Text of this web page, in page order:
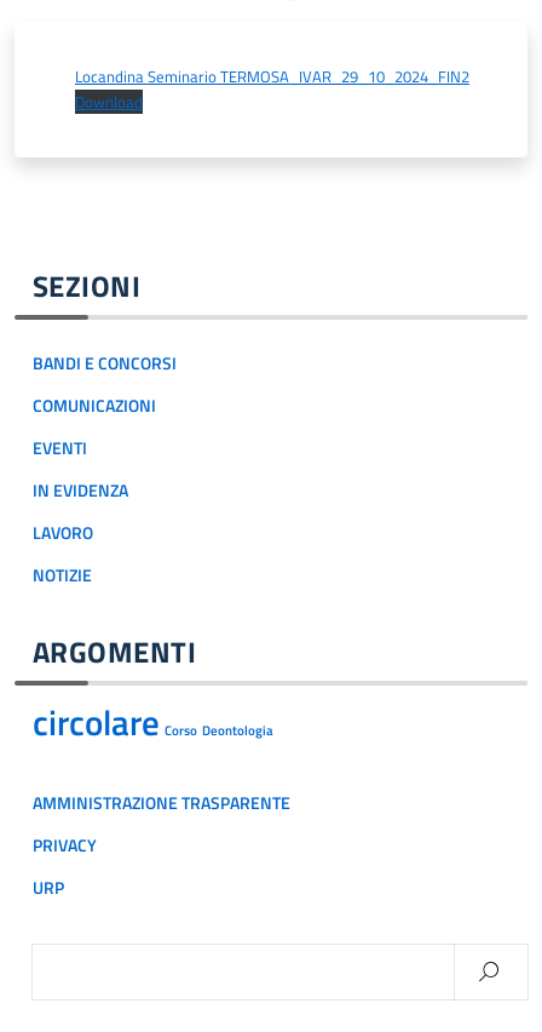
SEZIONI
BANDI E CONCORSI
COMUNICAZIONI
EVENTI
IN EVIDENZA
LAVORO
NOTIZIE
ARGOMENTI
circolare Corso Deontologia
AMMINISTRAZIONE TRASPARENTE
PRIVACY
URP
Locandina Seminario TERMOSA_IVAR_29_10_2024_FIN2
Download